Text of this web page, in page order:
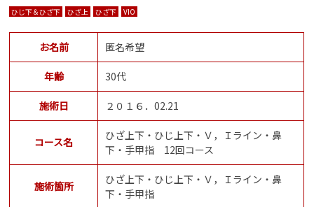
ひじ下＆ひざ下
ひざ上 ひざ下 VIO
お名前 匿名希望
年齢 30代
施術日 ２０１６．02.21
コース名
ひざ上下・ひじ上下・Ｖ，Ｉライン・鼻
下・手甲指 12回コース
施術箇所
ひざ上下・ひじ上下・Ｖ，Ｉライン・鼻
下・手甲指